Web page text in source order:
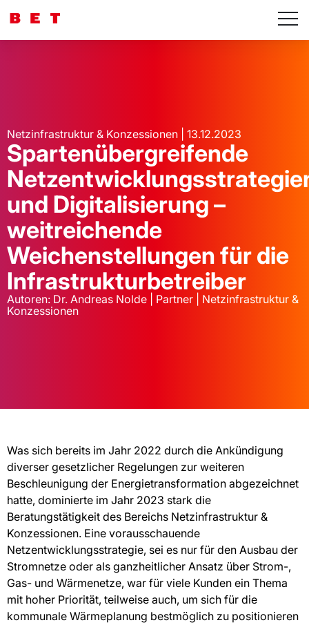
Netzinfrastruktur & Konzessionen | 13.12.2023
Spartenübergreifende
und Digitalisierung –
weitreichende
Weichenstellungen für die
Infrastrukturbetreiber
Autoren: Dr. Andreas Nolde | Partner | Netzinfrastruktur &
Konzessionen
Was sich bereits im Jahr 2022 durch die Ankündigung
diverser gesetzlicher Regelungen zur weiteren
Beschleunigung der Energietransformation abgezeichnet
hatte, dominierte im Jahr 2023 stark die
Beratungstätigkeit des Bereichs Netzinfrastruktur &
Konzessionen. Eine vorausschauende
Netzentwicklungsstrategie, sei es nur für den Ausbau der
Stromnetze oder als ganzheitlicher Ansatz über Strom-,
Gas- und Wärmenetze, war für viele Kunden ein Thema
mit hoher Priorität, teilweise auch, um sich für die
kommunale Wärmeplanung bestmöglich zu positionieren